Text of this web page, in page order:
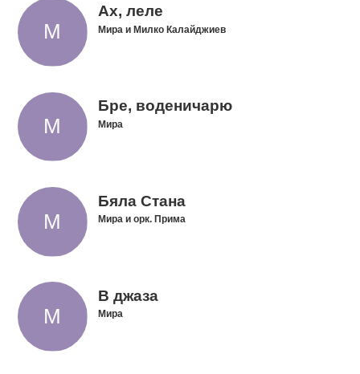
Ах, леле
Мира и Милко Калайджиев
Бре, воденичарю
Мира
Бяла Стана
Мира и орк. Прима
В джаза
Мира